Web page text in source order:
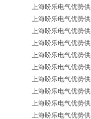
上海盼乐电气优势
上海盼乐电气优势
上海盼乐电气优势
上海盼乐电气优势
上海盼乐电气优势
上海盼乐电气优势
上海盼乐电气优势
上海盼乐电气优势
上海盼乐电气优势
上海盼乐电气优势